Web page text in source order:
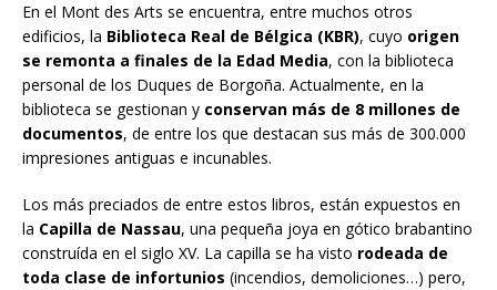
En el Mont des Arts se encuentra, entre muchos otros
edificios, la Biblioteca Real de Bélgica (KBR), cuyo origen
se remonta a finales de la Edad Media, con la biblioteca
personal de los Duques de Borgoña. Actualmente, en la
biblioteca se gestionan y conservan más de 8 millones de
documentos, de entre los que destacan sus más de 300.000
impresiones antiguas e incunables.
Los más preciados de entre estos libros, están expuestos en
la Capilla de Nassau, una pequeña joya en gótico brabantino
construída en el siglo XV. La capilla se ha visto rodeada de
toda clase de infortunios (incendios, demoliciones…) pero,